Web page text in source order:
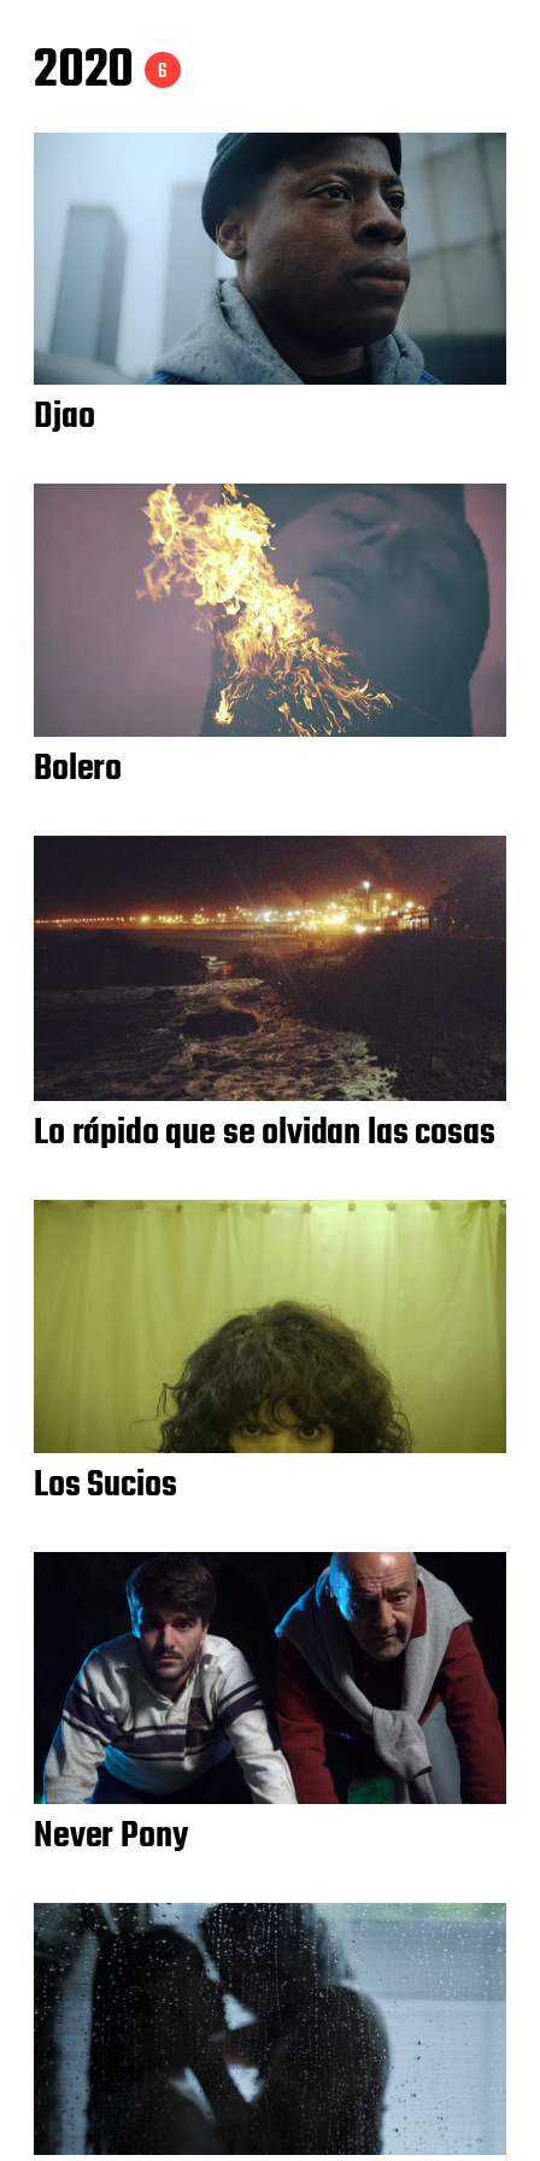
2020 6
Djao
Bolero
Lo rápido que se olvidan las cosas
Los Sucios
Never Pony